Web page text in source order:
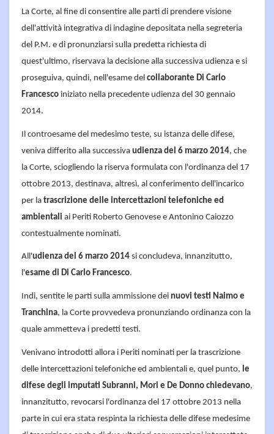
La Corte, al fine di consentire alle parti di prendere visione
dell'attività integrativa di indagine depositata nella segreteria
del P.M. e di pronunziarsi sulla predetta richiesta di
quest'ultimo, riservava la decisione alla successiva udienza e si
proseguiva, quindi, nell'esame del collaborante Di Carlo
Francesco iniziato nella precedente udienza del 30 gennaio
2014.
Il controesame del medesimo teste, su istanza delle difese,
veniva differito alla successiva udienza del 6 marzo 2014, che
la Corte, sciogliendo la riserva formulata con l'ordinanza del 17
ottobre 2013, destinava, altresì, al conferimento dell'incarico
per la trascrizione delle intercettazioni telefoniche ed
ambientali ai Periti Roberto Genovese e Antonino Caiozzo
contestualmente nominati.
All'udienza del 6 marzo 2014 si concludeva, innanzitutto,
l'esame di Di Carlo Francesco.
Indi, sentite le parti sulla ammissione dei nuovi testi Naimo e
Tranchina, la Corte provvedeva pronunziando ordinanza con la
quale ammetteva i predetti testi.
Venivano introdotti allora i Periti nominati per la trascrizione
delle intercettazioni telefoniche ed ambientali e, quel punto, le
difese degli imputati Subranni, Mori e De Donno chiedevano,
innanzitutto, revocarsi l'ordinanza del 17 ottobre 2013 nella
parte in cui era stata respinta la richiesta delle difese medesime